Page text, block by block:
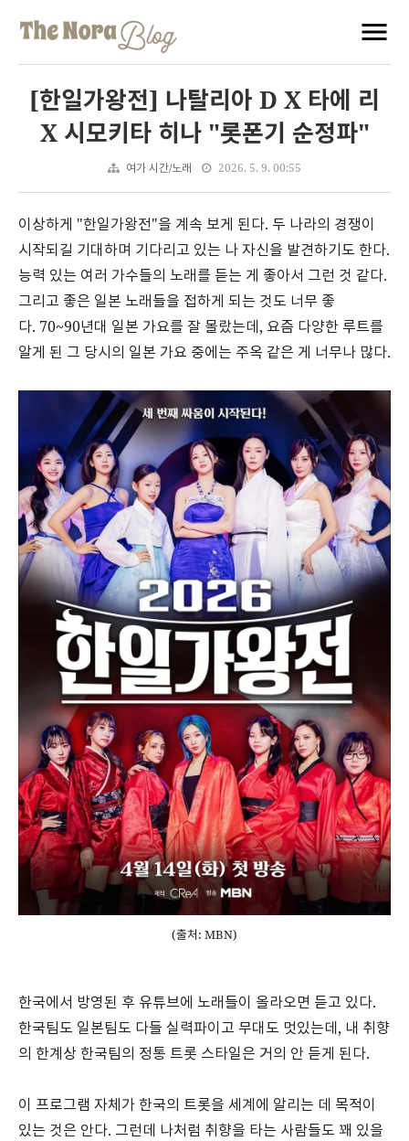
[한일가왕전] 나탈리아 D X 타에 리
X 시모키타 히나 "롯폰기 순정파"
여가 시간/노래 2026. 5. 9. 00:55
이상하게 "한일가왕전"을 계속 보게 된다. 두 나라의 경쟁이
시작되길 기대하며 기다리고 있는 나 자신을 발견하기도 한다.
능력 있는 여러 가수들의 노래를 듣는 게 좋아서 그런 것 같다.
그리고 좋은 일본 노래들을 접하게 되는 것도 너무 좋
다. 70~90년대 일본 가요를 잘 몰랐는데, 요즘 다양한 루트를
알게 된 그 당시의 일본 가요 중에는 주옥 같은 게 너무나 많다.
(출처: MBN)
한국에서 방영된 후 유튜브에 노래들이 올라오면 듣고 있다.
한국팀도 일본팀도 다들 실력파이고 무대도 멋있는데, 내 취향
의 한계상 한국팀의 정통 트롯 스타일은 거의 안 듣게 된다.
이 프로그램 자체가 한국의 트롯을 세계에 알리는 데 목적이
있는 것은 안다. 그런데 나처럼 취향을 타는 사람들도 꽤 있을